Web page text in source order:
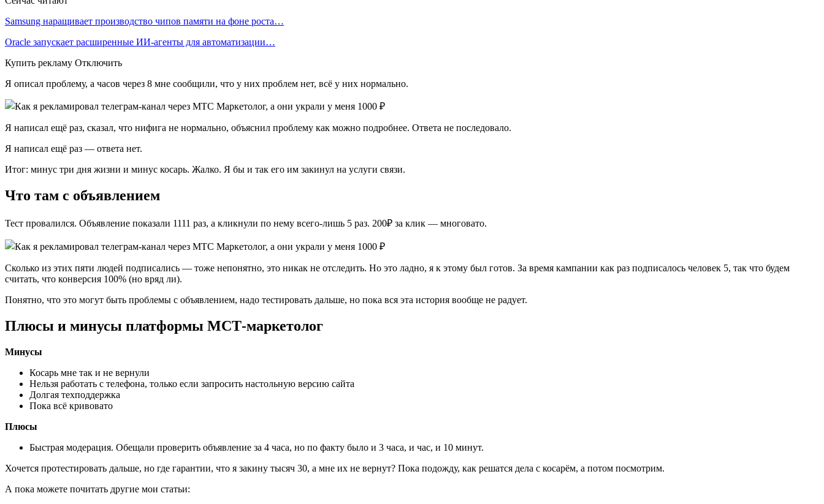
Samsung наращивает производство чипов памяти на фоне роста…
Oracle запускает расширенные ИИ‑агенты для автоматизации…
Купить рекламу Отключить
Я описал проблему, а часов через 8 мне сообщили, что у них проблем нет, всё у них нормально.
Я написал ещё раз, сказал, что нифига не нормально, объяснил проблему как можно подробнее. Ответа не последовало.
Я написал ещё раз — ответа нет.
Итог: минус три дня жизни и минус косарь. Жалко. Я бы и так его им закинул на услуги связи.
Что там с объявлением
Тест провалился. Объявление показали 1111 раз, а кликнули по нему всего-лишь 5 раз. 200₽ за клик — многовато.
Сколько из этих пяти людей подписались — тоже непонятно, это никак не отследить. Но это ладно, я к этому был готов. За время кампании как раз подписалось человек 5, так что будем
считать, что конверсия 100% (но вряд ли).
Понятно, что это могут быть проблемы с объявлением, надо тестировать дальше, но пока вся эта история вообще не радует.
Плюсы и минусы платформы МСТ-маркетолог
Минусы
Косарь мне так и не вернули
Нельзя работать с телефона, только если запросить настольную версию сайта
Долгая техподдержка
Пока всё кривовато
Плюсы
Быстрая модерация. Обещали проверить объявление за 4 часа, но по факту было и 3 часа, и час, и 10 минут.
Хочется протестировать дальше, но где гарантии, что я закину тысяч 30, а мне их не вернут? Пока подожду, как решатся дела с косарём, а потом посмотрим.
А пока можете почитать другие мои статьи: